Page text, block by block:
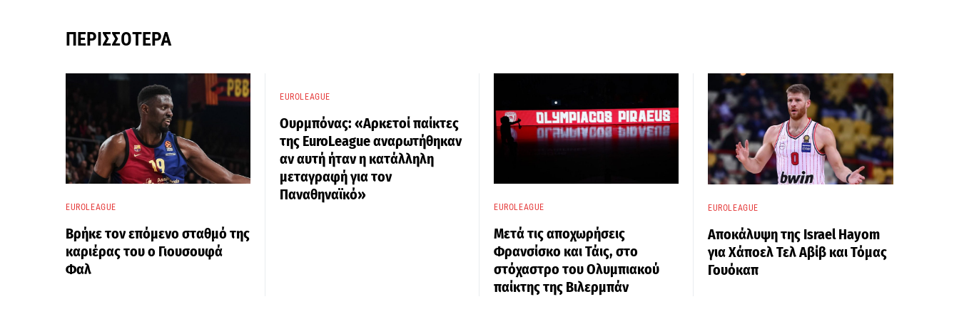
ΠΕΡΙΣΣΌΤΕΡΑ
EUROLEAGUE
Βρήκε τον επόμενο σταθμό της
καριέρας του ο Γιουσουφά
Φαλ
EUROLEAGUE
Ουρμπόνας: «Αρκετοί παίκτες
της EuroLeague αναρωτήθηκαν
αν αυτή ήταν η κατάλληλη
μεταγραφή για τον
Παναθηναϊκό»
EUROLEAGUE
Μετά τις αποχωρήσεις
Φρανσίσκο και Τάις, στο
στόχαστρο του Ολυμπιακού
παίκτης της Βιλερμπάν
EUROLEAGUE
Αποκάλυψη της Israel Hayom
για Χάποελ Τελ Αβίβ και Τόμας
Γουόκαπ